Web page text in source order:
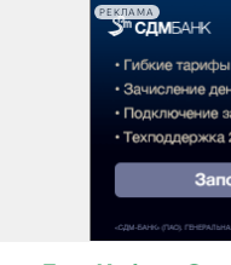
РЕКЛАМА